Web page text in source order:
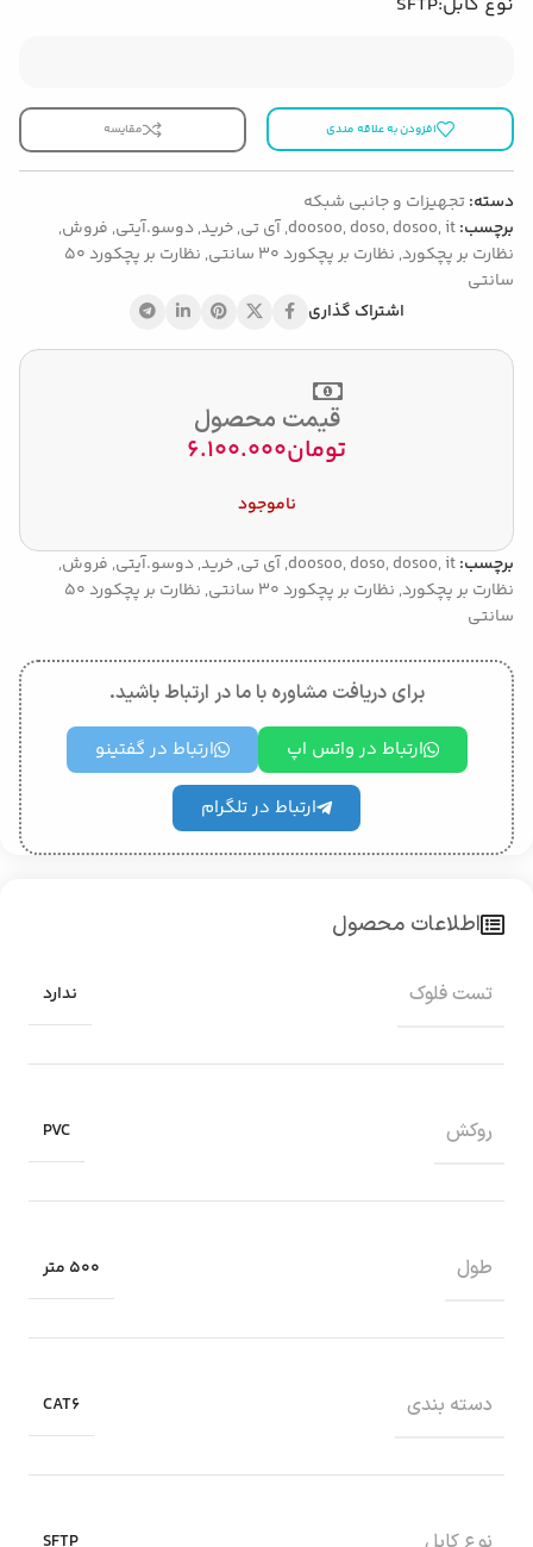
افزودن به علاقه مندی مقایسه
دسته:تجهیزات و جانبی شبکه
برچسب:
doosoo, doso, dosoo, it
,آی تی,خرید,دوسو.آیتی, فروش,
نظارت بر پچکورد, نظارت بر پچکورد 30 سانتی ,
نظارت بر پچکورد 50
سانتی
اشتراک گذاری
قیمت محصول
تومان6.100.000
ناموجود
برچسب: doosoo, doso, dosoo, it
,آی تی,خرید,دوسو.آیتی, فروش,
نظارت بر پچکورد, نظارت بر پچکورد 30 سانتی ,
نظارت بر پچکورد 50
سانتی
برای دریافت مشاوره با ما در ارتباط باشید.
ارتباط در واتس اپ ارتباط در گفتینو
ارتباط در تلگرام
اطلاعات محصول
تست فلوک ندارد
روکش PVC
طول 500 متر
دسته بندی CAT6